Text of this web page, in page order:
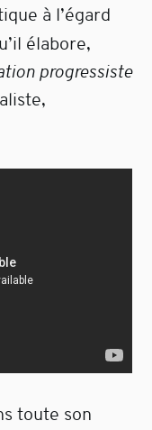
à l’égard
élabore,
progressiste
toute son